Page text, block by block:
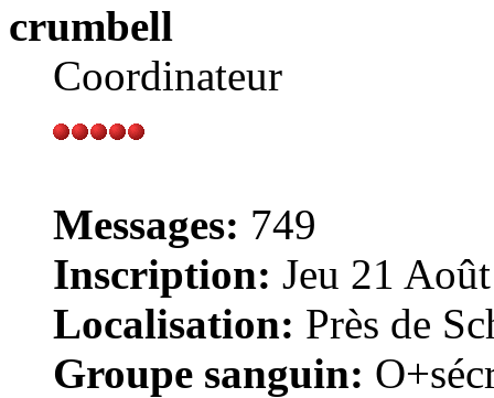
crumbell
Coordinateur
Messages: 749
Inscription: Jeu 21
Localisation: Près de
Groupe sanguin: